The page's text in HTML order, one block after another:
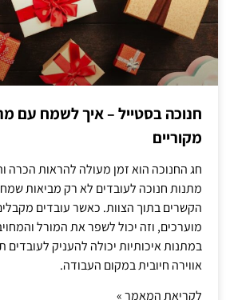
חנוכה בסטייל – איך לשמח עם
מקוריים
חג החנוכה הוא זמן מעולה להראות הכרה
מתנות חנוכה לעובדים לא רק מביאות
הקשרים בתוך הצוות. כאשר עובדים
מוערכים, וזה יכול לשפר את המורל
במתנות איכותיות יכולה להעניק לעובדים
אווירה חיובית במקום העבודה.
לקריאת המאמר »